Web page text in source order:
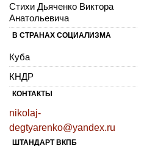
Стихи Дьяченко Виктора
Анатольевича
В СТРАНАХ СОЦИАЛИЗМА
Куба
КНДР
КОНТАКТЫ
nikolaj-
degtyarenko@yandex.ru
ШТАНДАРТ ВКПБ